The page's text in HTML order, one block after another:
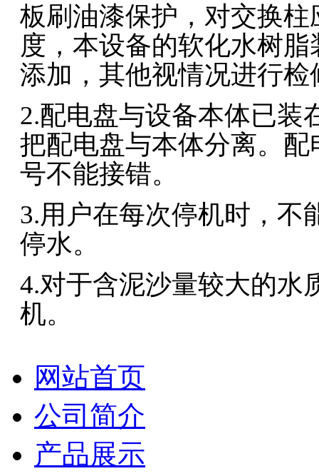
板刷油漆保护，对交换
度，本设备的软化水树
添加，其他视情况进行检
2.配电盘与设备本体已装
把配电盘与本体分离。
号不能接错。
3.用户在每次停机时，不
停水。
4.对于含泥沙量较大的水
机。
网站首页
公司简介
产品展示